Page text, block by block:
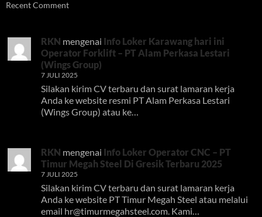
Recent Comment
RKN mengenai Info Loker Karawang hari ini
Operator Forklift – PT Alam Perkasa Lestari
(Wings Group)
7 JULI 2025
Silakan kirim CV terbaru dan surat lamaran kerja
Anda ke website resmi PT Alam Perkasa Lestari
(Wings Group) atau ke…
RKN mengenai Info Loker Operator CNC – PT
Timur Megah Steel Di Gresik Terbaru 2025
7 JULI 2025
Silakan kirim CV terbaru dan surat lamaran kerja
Anda ke website PT Timur Megah Steel atau melalui
email hr@timurmegahsteel.com . Kami…